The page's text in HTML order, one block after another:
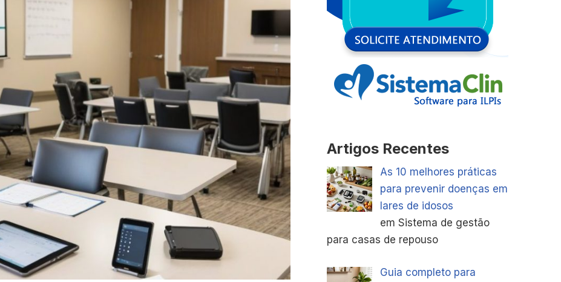
Artigos Recentes
As 10 melhores práticas
para prevenir doenças em
lares de idosos
em Sistema de gestão
para casas de repouso
Guia completo para